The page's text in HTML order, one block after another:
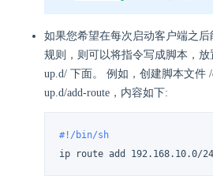
如果您希望在每次启动客户端之后
规则，则可以将指令写成脚本，放
up.d/ 下面。 例如，创建脚本文件 /
up.d/add-route，内容如下:
#!/bin/sh
ip route add 192.168.10.0/